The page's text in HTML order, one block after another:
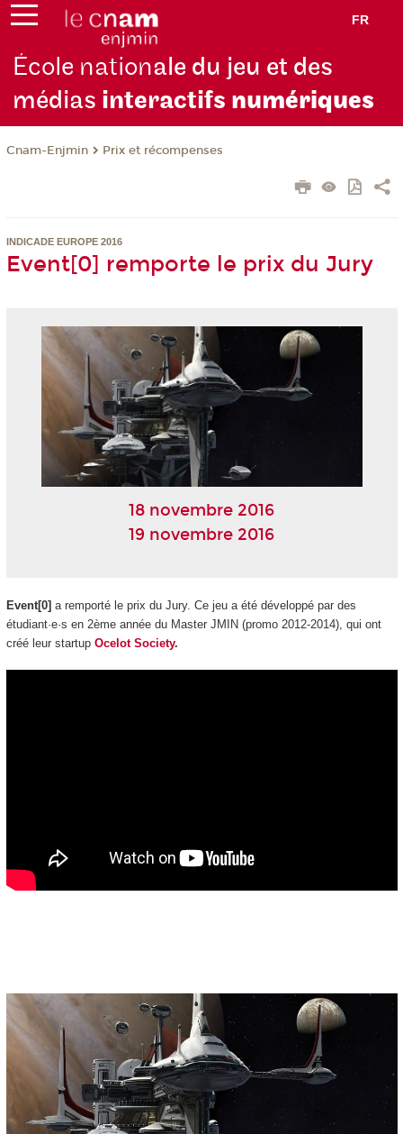
FR
École nationale du jeu et des
médias interactifs numériques
Cnam-Enjmin Prix et récompenses
INDICADE EUROPE 2016
Event[0] remporte le prix du Jury
18 novembre 2016
19 novembre 2016
Event[0] a remporté le prix du Jury. Ce jeu a été développé par des
étudiant·e·s en 2ème année du Master JMIN (promo 2012-2014), qui ont
créé leur startup Ocelot Society.